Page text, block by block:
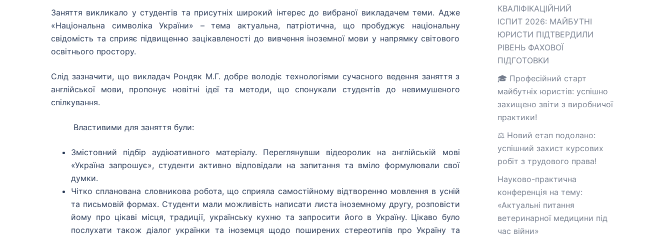
Заняття викликало у студентів та присутніх широкий інтерес до вибраної викладачем теми. Адже
«Національна символіка України» – тема актуальна, патріотична, що пробуджує національну
свідомість та сприяє підвищенню зацікавленості до вивчення іноземної мови у напрямку світового
освітнього простору.
Слід зазначити, що викладач Рондяк М.Г. добре володіє технологіями сучасного ведення заняття з
англійської мови, пропонує новітні ідеї та методи, що спонукали студентів до невимушеного
спілкування.
Властивими для заняття були:
Змістовний підбір аудіюативного матеріалу. Переглянувши відеоролик на англійській мові
«Україна запрошує», студенти активно відповідали на запитання та вміло формулювали свої
думки.
Чітко спланована словникова робота, що сприяла самостійному відтворенню мовлення в усній
та письмовій формах. Студенти мали можливість написати листа іноземному другу, розповісти
йому про цікаві місця, традиції, українську кухню та запросити його в Україну. Цікаво було
послухати також діалог українки та іноземця щодо поширених стереотипів про Україну та
КВАЛІФІКАЦІЙНИЙ
ІСПИТ 2026: МАЙБУТНІ
ЮРИСТИ ПІДТВЕРДИЛИ
РІВЕНЬ ФАХОВОЇ
ПІДГОТОВКИ
🎓 Професійний старт
майбутніх юристів: успішно
захищено звіти з виробничої
практики!
⚖️ Новий етап подолано:
успішний захист курсових
робіт з трудового права!
Науково-практична
конференція на тему:
«Актуальні питання
ветеринарної медицини під
час війни»